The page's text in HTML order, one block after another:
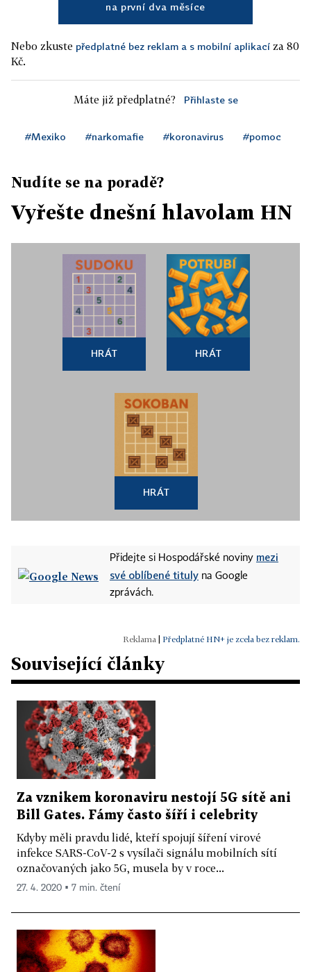
na první dva měsíce
Nebo zkuste předplatné bez reklam a s mobilní aplikací za 80
Kč.
Máte již předplatné? Přihlaste se
#Mexiko #narkomafie #koronavirus #pomoc
Nudíte se na poradě?
Vyřešte dnešní hlavolam HN
HRÁT HRÁT
HRÁT
Přidejte si Hospodářské noviny mezi
své oblíbené tituly na Google
zprávách.
Předplatné HN+ je zcela bez reklam.
Související články
Za vznikem koronaviru nestojí 5G sítě ani
Bill Gates. Fámy často šíří i celebrity
Kdyby měli pravdu lidé, kteří spojují šíření virové
infekce SARS-CoV-2 s vysílači signálu mobilních sítí
označovaných jako 5G, musela by v roce...
27. 4. 2020 ▪ 7 min. čtení